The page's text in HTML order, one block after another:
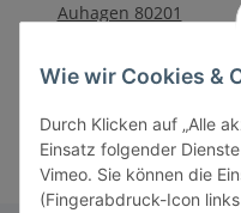
Auhagen 80201
16,50 €
Wie wir Cookies &
Durch Klicken auf „Alle
Einsatz folgender
Vimeo. Sie können die
(Fingerabdruck-Icon